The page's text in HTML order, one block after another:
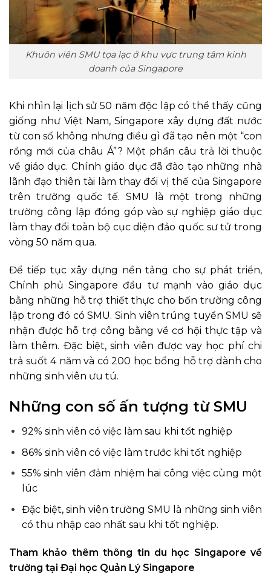
Khuôn viên SMU tọa lạc ở khu vực trung tâm kinh
doanh của Singapore
Khi nhìn lại lịch sử 50 năm độc lập có thể thấy cũng
giống như Việt Nam, Singapore xây dựng đất nước
từ con số không nhưng điều gì đã tạo nên một “con
rồng mới của châu Á”? Một phần câu trả lời thuộc
về giáo dục. Chính giáo dục đã đào tạo những nhà
lãnh đạo thiên tài làm thay đổi vị thế của Singapore
trên trường quốc tế. SMU là một trong những
trường công lập đóng góp vào sự nghiệp giáo dục
làm thay đổi toàn bộ cục diện đảo quốc sư tử trong
vòng 50 năm qua.
Để tiếp tục xây dựng nền tảng cho sự phát triển,
Chính phủ Singapore đầu tư mạnh vào giáo dục
bằng những hỗ trợ thiết thực cho bốn trường công
lập trong đó có SMU. Sinh viên trúng tuyển SMU sẽ
nhận được hỗ trợ công bằng về cơ hội thực tập và
làm thêm. Đặc biệt, sinh viên được vay học phí chi
trả suốt 4 năm và có 200 học bổng hỗ trợ dành cho
những sinh viên ưu tú.
Những con số ấn tượng từ SMU
92% sinh viên có việc làm sau khi tốt nghiệp
86% sinh viên có việc làm trước khi tốt nghiệp
55% sinh viên đảm nhiệm hai công việc cùng một
lúc
Đặc biệt, sinh viên trường SMU là những sinh viên
có thu nhập cao nhất sau khi tốt nghiệp.
Tham khảo thêm thông tin du học Singapore về
trường tại Đại học Quản Lý Singapore